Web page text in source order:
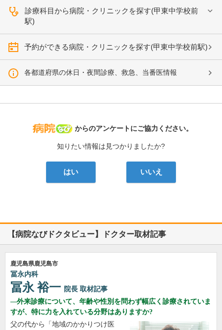
診療科目から病院・クリニックを探す(甲東中学校前
駅)
予約ができる病院・クリニックを探す(甲東中学校前駅)
各都道府県の休日・夜間診療、救急、当番医情報
病院なび
からのアンケートにご協力ください。
知りたい情報は見つかりましたか?
はい いいえ
【病院なびドクタビュー】ドクター取材記事
鹿児島県鹿児島市
冨永内科
冨永 裕一 院長 取材記事
外来診療について、年齢や性別を問わず幅広く診療されていま
すが、特に力を入れている分野はありますか?
父の代から「地域のかかりつけ医